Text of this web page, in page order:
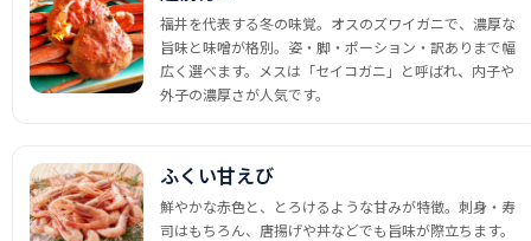
福井を代表する冬の味覚。オスのズワイガニで、濃厚な
旨味と味噌が格別。姿・脚・ポーション・訳ありまで幅
広く選べます。メスは「セイコガニ」と呼ばれ、内子や
外子の濃厚さが人気です。
ふくい甘えび
鮮やかな赤色と、とろけるような甘みが特徴。刺身・寿
司はもちろん、唐揚げや丼などでも旨味が際立ちます。